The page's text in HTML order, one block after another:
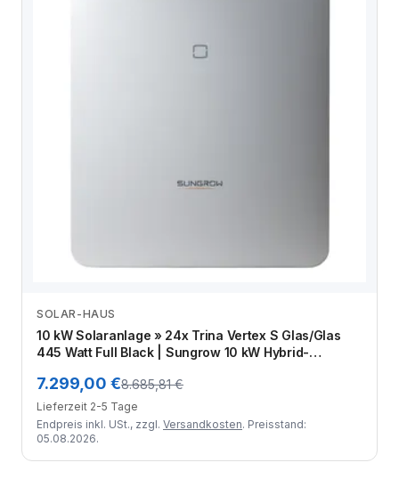
SOLAR-HAUS
10 kW Solaranlage » 24x Trina Vertex S Glas/Glas
445 Watt Full Black | Sungrow 10 kW Hybrid-
7.299,00 €8.685,81 €
Lieferzeit 2-5 Tage
Endpreis inkl. USt., zzgl. Versandkosten. Preisstand:
05.08.2026.